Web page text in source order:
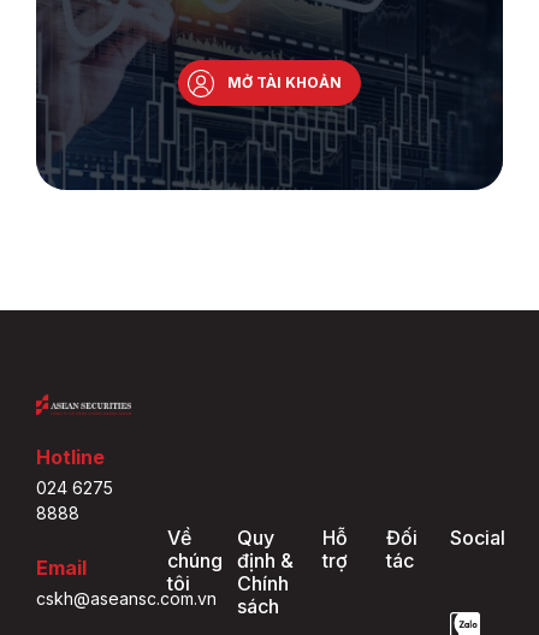
MỞ TÀI KHOẢN
Hotline
024 6275
8888
Email
cskh@aseansc.com.vn
Về
chúng
tôi
Quy
định &
Chính
sách
Hỗ
trợ
Đối
tác
Social